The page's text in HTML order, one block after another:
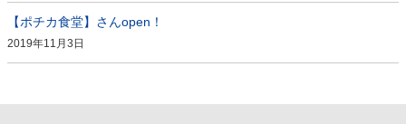
【ポチカ食堂】さんopen！
2019年11月3日